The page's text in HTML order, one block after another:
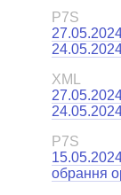
P7S
XML
P7S
обрання